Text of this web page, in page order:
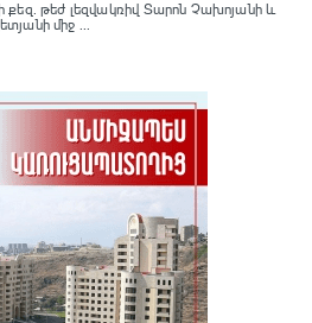
թեժ լեզվակռիվ Տարոն Չախոյանի և
միջ ...